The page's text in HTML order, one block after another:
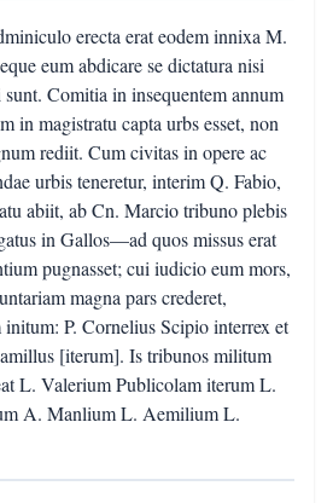
erecta erat eodem innixa M.
eum abdicare se dictatura nisi
Comitia in insequentem annum
in magistratu capta urbs esset, non
rediit. Cum civitas in opere ac
urbis teneretur, interim Q. Fabio,
abiit, ab Cn. Marcio tribuno plebis
in Gallos—ad quos missus erat
pugnasset; cui iudicio eum mors,
magna pars crederet,
P. Cornelius Scipio interrex et
[iterum]. Is tribunos militum
L. Valerium Publicolam iterum L.
A. Manlium L. Aemilium L.